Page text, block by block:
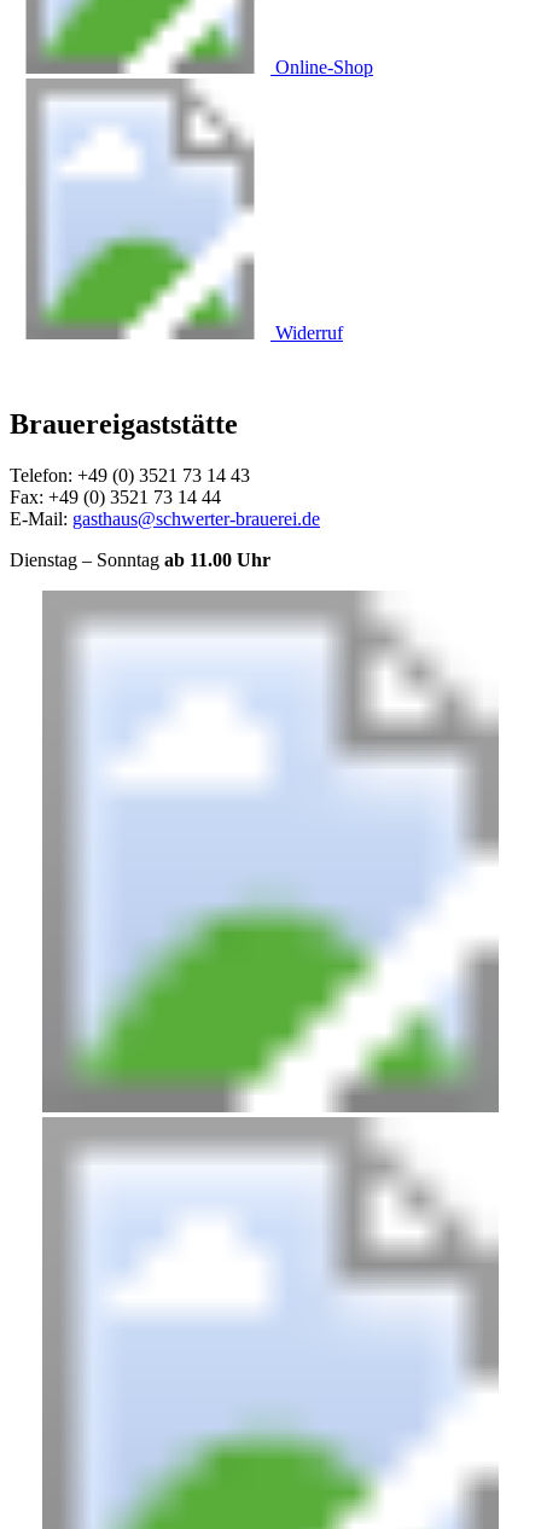
Online-Shop
Widerruf
Brauereigaststätte
Telefon: +49 (0) 3521 73 14 43
Fax: +49 (0) 3521 73 14 44
E-Mail: gasthaus@schwerter-brauerei.de
Dienstag – Sonntag ab 11.00 Uhr